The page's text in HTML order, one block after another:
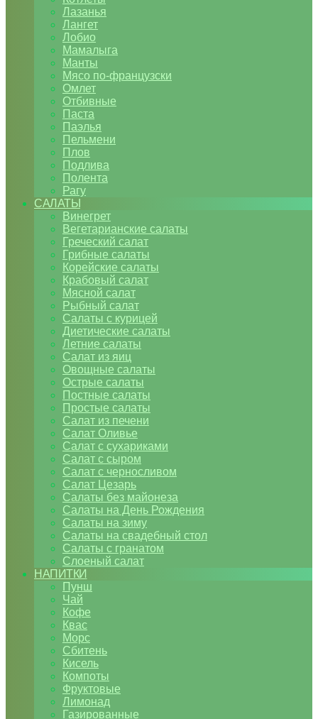
Лазанья
Лангет
Лобио
Мамалыга
Манты
Мясо по-французски
Омлет
Отбивные
Паста
Паэлья
Пельмени
Плов
Подлива
Полента
Рагу
САЛАТЫ
Винегрет
Вегетарианские салаты
Греческий салат
Грибные салаты
Корейские салаты
Крабовый салат
Мясной салат
Рыбный салат
Салаты с курицей
Диетические салаты
Летние салаты
Салат из яиц
Овощные салаты
Острые салаты
Постные салаты
Простые салаты
Салат из печени
Салат Оливье
Салат с сухариками
Салат с сыром
Салат с черносливом
Салат Цезарь
Салаты без майонеза
Салаты на День Рождения
Салаты на зиму
Салаты на свадебный стол
Салаты с гранатом
Слоеный салат
НАПИТКИ
Пунш
Чай
Кофе
Квас
Морс
Сбитень
Кисель
Компоты
Фруктовые
Лимонад
Газированные